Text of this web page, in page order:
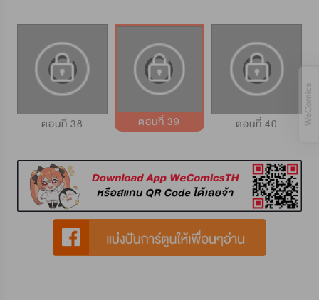
ตอนที่ 38 ตอนที่ 39 ตอนที่ 40